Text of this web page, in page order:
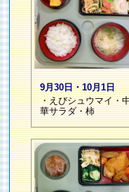
9月30日・10月1日
・えびシュウマイ・
華サラダ・柿